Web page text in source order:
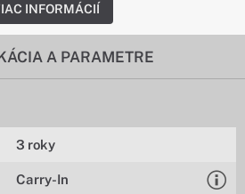
INFORMÁCIÍ
A PARAMETRE
3 roky
Carry-In